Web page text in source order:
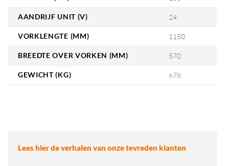
AANDRIJF UNIT (V) 24
VORKLENGTE (MM) 1150
BREEDTE OVER VORKEN (MM) 570
GEWICHT (KG) 678
Lees hier de verhalen van onze tevreden klanten